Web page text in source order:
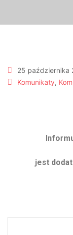
25 października
Komunikaty,
jest